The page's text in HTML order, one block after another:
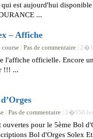
est aujourd'hui
...
– Affiche
course | Pas de commentaire |
l'affiche officielle. Encore
!!! ...
| Pas de commentaire | 2�550
ouvertes pour le 5ème Bol
Bol d'Orges Solex